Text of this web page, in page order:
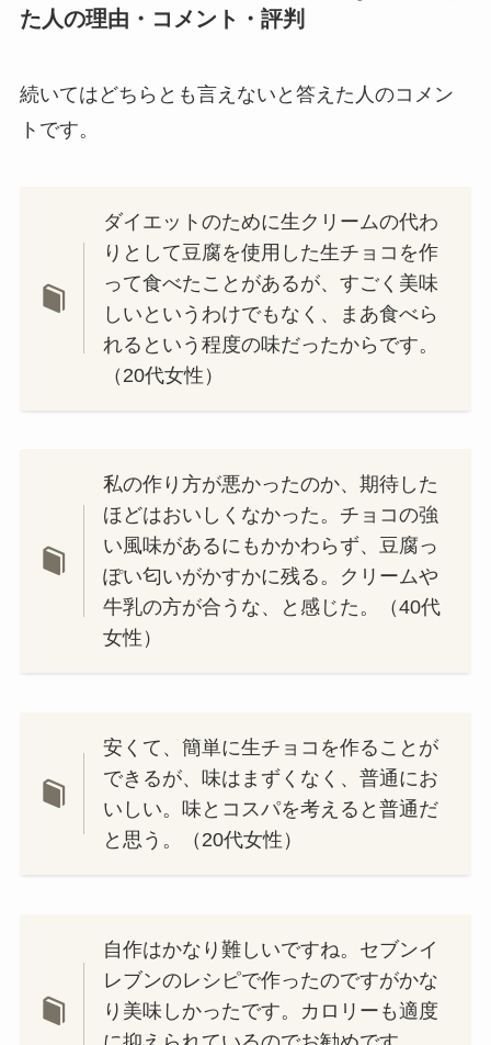
た人の理由・コメント・評判
続いてはどちらとも言えないと答えた人のコメン
トです。
ダイエットのために生クリームの代わ
りとして豆腐を使用した生チョコを作
って食べたことがあるが、すごく美味
しいというわけでもなく、まあ食べら
れるという程度の味だったからです。
（20代女性）
私の作り方が悪かったのか、期待した
ほどはおいしくなかった。チョコの強
い風味があるにもかかわらず、豆腐っ
ぽい匂いがかすかに残る。クリームや
牛乳の方が合うな、と感じた。（40代
女性）
安くて、簡単に生チョコを作ることが
できるが、味はまずくなく、普通にお
いしい。味とコスパを考えると普通だ
と思う。（20代女性）
自作はかなり難しいですね。セブンイ
レブンのレシピで作ったのですがかな
り美味しかったです。カロリーも適度